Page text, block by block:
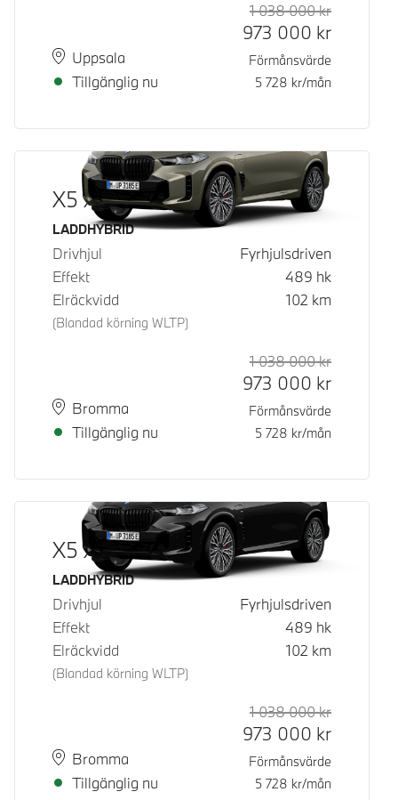
PlatsUppsala
Leveranstid
Tillgänglig nu
Rek. ord
1 038 000kr
973 000 kr
Förmånsvärde
5 728 kr/mån
X5 xDrive50e
Bränsle
LADDHYBRID
Drivhjul
Fyrhjulsdriven
Effekt
489 hk
Elräckvidd
(Blandad körning WLTP)
102 km
PlatsBromma
Leveranstid
Tillgänglig nu
Rek. ord
1 038 000kr
973 000 kr
Förmånsvärde
5 728 kr/mån
X5 xDrive50e
Bränsle
LADDHYBRID
Drivhjul
Fyrhjulsdriven
Effekt
489 hk
Elräckvidd
(Blandad körning WLTP)
102 km
PlatsBromma
Leveranstid
Tillgänglig nu
Rek. ord
1 038 000kr
973 000 kr
Förmånsvärde
5 728 kr/mån